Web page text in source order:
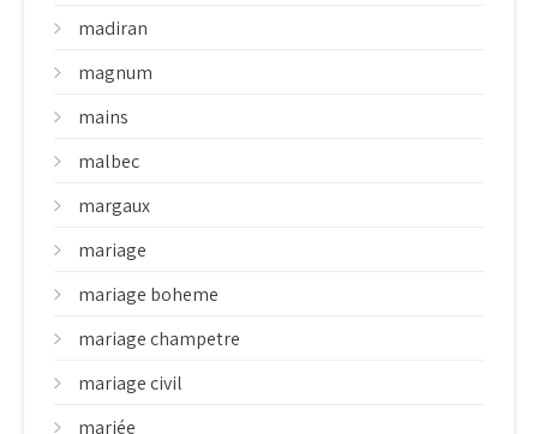
madiran
magnum
mains
malbec
margaux
mariage
mariage boheme
mariage champetre
mariage civil
mariée